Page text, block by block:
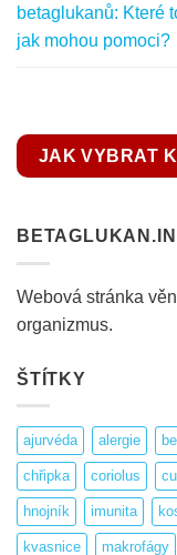
betaglukanů: Které
jak mohou pomoci?
JAK VYBRAT
Webová stránka
organizmus.
ŠTÍTKY
ajurvéda alergie
chřipka coriolus
hnojník imunita
kvasnice makrofágy